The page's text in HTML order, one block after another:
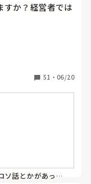
すか？経営者では
らかが辞めなく
51 ・ 06/20
ソ話とかがあった